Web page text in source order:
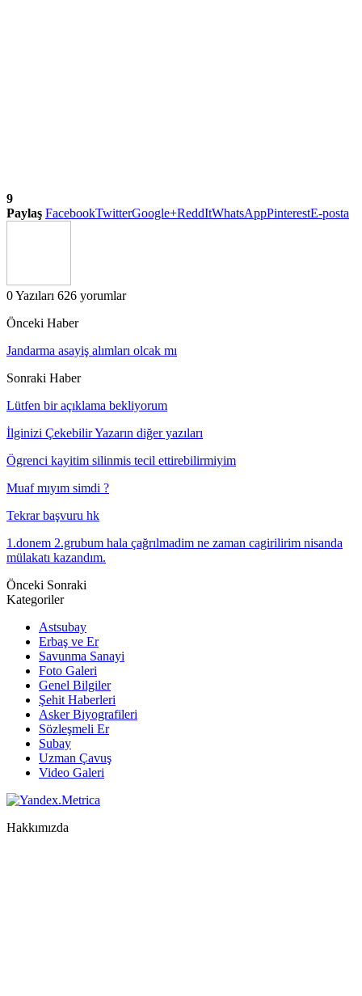
9
Paylaş FacebookTwitterGoogle+ReddItWhatsAppPinterestE-posta
0 Yazıları 626 yorumlar
Önceki Haber
Jandarma asayiş alımları olcak mı
Sonraki Haber
Lütfen bir açıklama bekliyorum
İlginizi ÇekebilirYazarın diğer yazıları
Ögrenci kayitim silinmis tecil ettirebilirmiyim
Muaf mıyım simdi ?
Tekrar başvuru hk
1.donem 2.grubum hala çağrılmadim ne zaman cagirilirim nisanda
mülakatı kazandım.
Önceki Sonraki
Kategoriler
Astsubay
Erbaş ve Er
Savunma Sanayi
Foto Galeri
Genel Bilgiler
Şehit Haberleri
Asker Biyografileri
Sözleşmeli Er
Subay
Uzman Çavuş
Video Galeri
Hakkımızda